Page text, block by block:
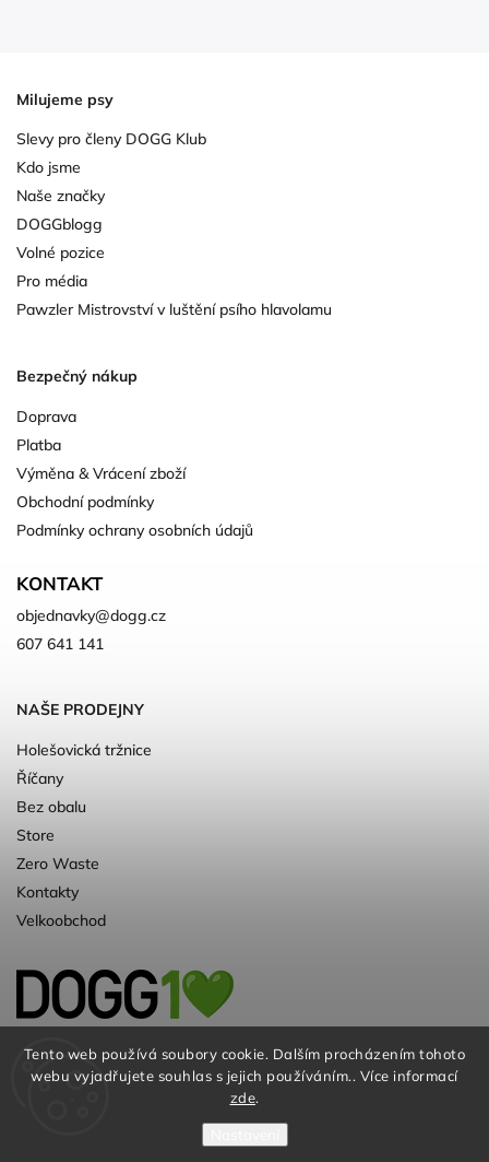
Tento web používá soubory cookie. Dalším procházením tohoto
webu vyjadřujete souhlas s jejich používáním.. Více informací
zde.
Milujeme psy
Slevy pro členy DOGG Klub
Kdo jsme
Naše značky
DOGGblogg
Volné pozice
Pro média
Pawzler Mistrovství v luštění psího hlavolamu
Bezpečný nákup
Doprava
Platba
Výměna & Vrácení zboží
Obchodní podmínky
Podmínky ochrany osobních údajů
KONTAKT
objednavky@dogg.cz
607 641 141
NAŠE PRODEJNY
Holešovická tržnice
Říčany
Bez obalu
Store
Zero Waste
Kontakty
Velkoobchod
Kvalitní a ♻️eko chovatelské potřeby pro
psy. Už 10 let